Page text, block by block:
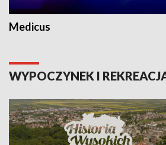
Medicus
WYPOCZYNEK I